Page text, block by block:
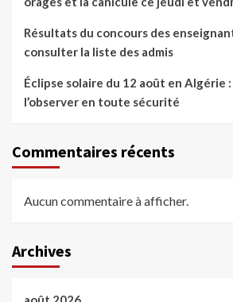
Résultats du concours des
consulter la liste des admis
Éclipse solaire du 12 août en Algérie
l’observer en toute sécurité
Commentaires récents
Aucun commentaire à afficher.
Archives